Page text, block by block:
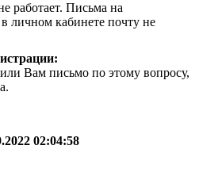
работает. Письма на
личном кабинете почту не
Вам письмо по этому вопросу,
02:04:58